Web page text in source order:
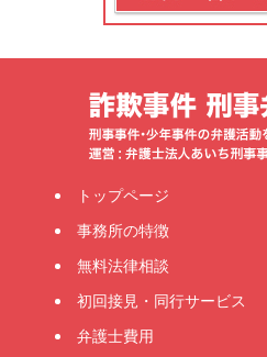
トップページ
事務所の特徴
無料法律相談
初回接見・同行サービス
弁護士費用